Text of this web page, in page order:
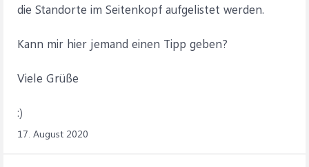
die Standorte im Seitenkopf aufgelistet werden.
Kann mir hier jemand einen Tipp geben?
Viele Grüße
:)
17. August 2020